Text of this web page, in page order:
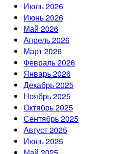
Июль 2026
Июнь 2026
Май 2026
Апрель 2026
Март 2026
Февраль 2026
Январь 2026
Декабрь 2025
Ноябрь 2025
Октябрь 2025
Сентябрь 2025
Август 2025
Июль 2025